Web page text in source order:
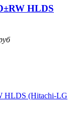
HLDS